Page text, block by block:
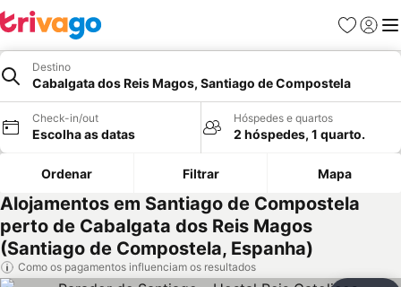
Favoritos
Iniciar
Destino
Cabalgata dos Reis Magos, Santiago de Compostela
Check-in/out
Escolha as datas
Hóspedes e quartos
2 hóspedes, 1 quarto.
Ordenar Filtrar Mapa
Alojamentos em Santiago de Compostela
perto de Cabalgata dos Reis Magos
(Santiago de Compostela, Espanha)
Como os pagamentos influenciam os resultados